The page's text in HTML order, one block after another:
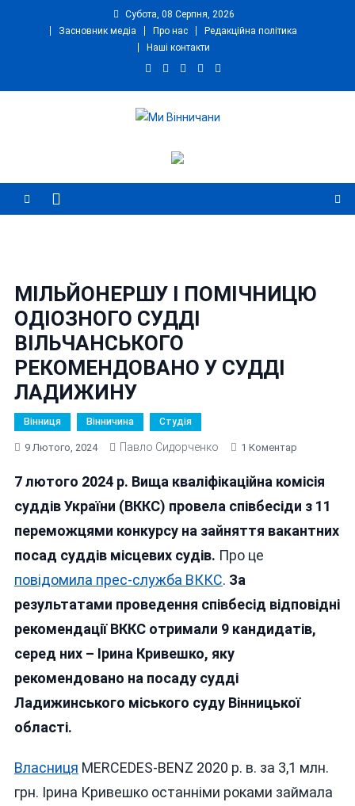
Субота, 08 Серпня, 2026
Засновник медіа
Про нас
Редакційна політика
Наші контакти
Ми Вінничани
МІЛЬЙОНЕРШУ І ПОМІЧНИЦЮ
ОДІОЗНОГО СУДДІ
ВІЛЬЧАНСЬКОГО
РЕКОМЕНДОВАНО У СУДДІ
ЛАДИЖИНУ
Вінниця Вінничина Студія
9 Лютого, 2024 Павло Сидорченко 1 КоментарДо
І
СУДДІ
СУДДІ
ЛАДИЖИНУ
7 лютого 2024 р. Вища кваліфікаційна комісія
суддів України (ВККС) провела співбесіди з 11
переможцями конкурсу на зайняття вакантних
посад суддів місцевих судів. Про це
повідомила прес-служба ВККС. За
результатами проведення співбесід відповідні
рекомендації ВККС отримали 9 кандидатів,
серед них – Ірина Кривешко, яку
рекомендовано на посаду судді
Ладижинського міського суду Вінницької
області.
Власниця MERCEDES-BENZ 2020 р. в. за 3,1 млн.
грн. Ірина Кривешко останніми роками займала